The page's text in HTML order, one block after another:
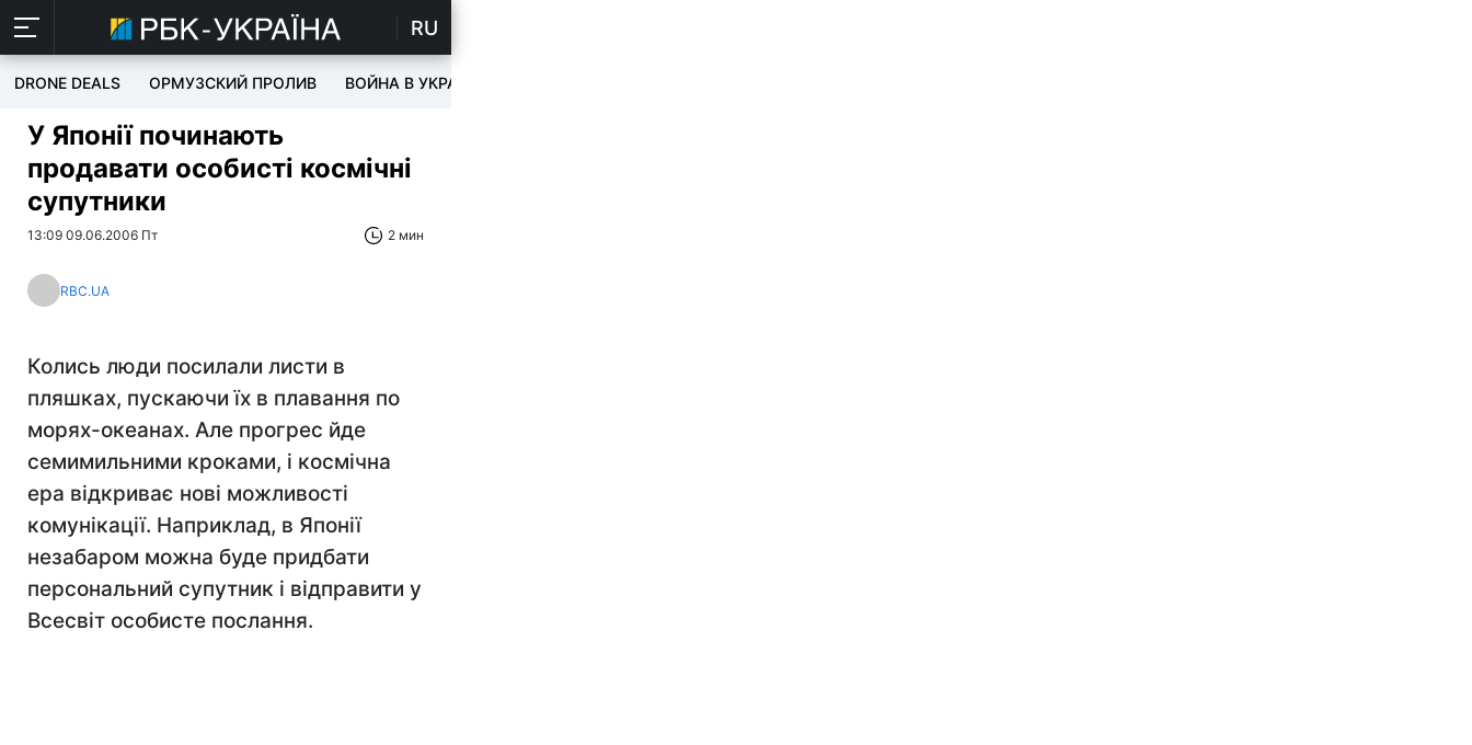
RU
DRONE DEALS ОРМУЗСКИЙ ПРОЛИВ ВОЙНА В УКРАИНЕ
У Японії починають
продавати особисті космічні
супутники
13:09 09.06.2006 Пт 2 мин
RBC.UA
Колись люди посилали листи в
пляшках, пускаючи їх в плавання по
морях-океанах. Але прогрес йде
семимильними кроками, і космічна
ера відкриває нові можливості
комунікації. Наприклад, в Японії
незабаром можна буде придбати
персональний супутник і відправити у
Всесвіт особисте послання.